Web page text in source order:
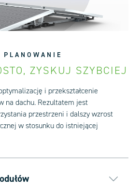
PLANOWANIE
ZYSKUJ SZYBCIEJ
i przekształcenie
na dachu. Rezultatem jest
przestrzeni i dalszy wzrost
w stosunku do istniejącej